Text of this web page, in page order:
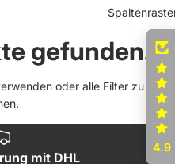
gefunden.
oder alle Filter zu
.
mit DHL
4.9